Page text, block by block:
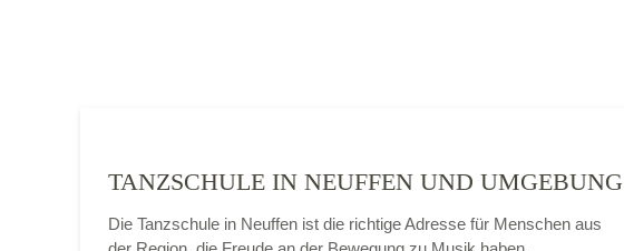
TANZSCHULE IN NEUFFEN UND UMGEBUNG
Die Tanzschule in Neuffen ist die richtige Adresse für Menschen aus